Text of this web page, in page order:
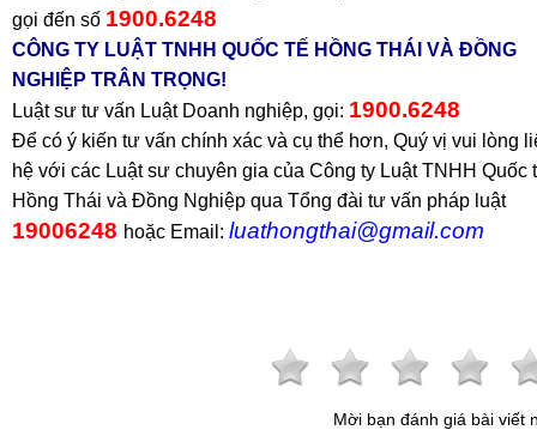
gọi đến số 1900.6248
CÔNG TY LUẬT TNHH QUỐC TẾ HỒNG THÁI VÀ ĐỒNG
NGHIỆP TRÂN TRỌNG!
Luật sư tư vấn Luật Doanh nghiệp, gọi: 1900.6248
Để có ý kiến tư vấn chính xác và cụ thể hơn, Quý vị vui lòng
hệ với các Luật sư chuyên gia của Công ty Luật TNHH Quốc
Hồng Thái và Đồng Nghiệp qua Tổng đài tư vấn pháp luật
19006248 hoặc Email: luathongthai@gmail.com
Mời bạn đánh giá bài viết